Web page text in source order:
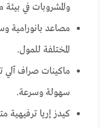
والمشروبات في بيئة
مصاعد بانورامية
المختلفة للمول.
ماكينات صراف آلي
سهولة وسرعة.
كيدز إريا ترفيهية